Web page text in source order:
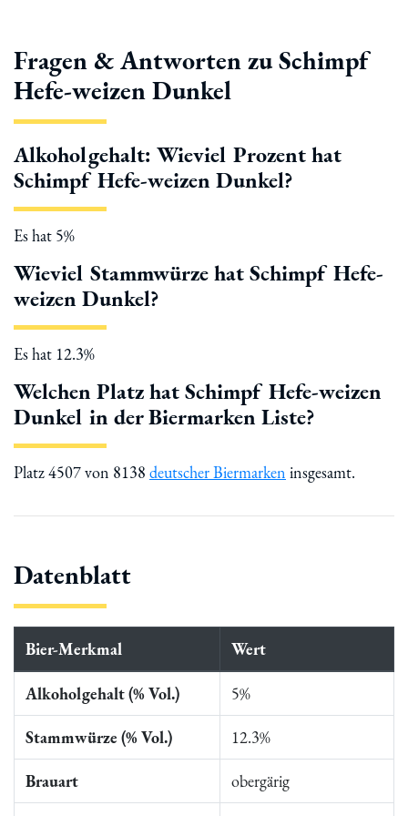
Fragen & Antworten zu Schimpf
Hefe-weizen Dunkel
Alkoholgehalt: Wieviel Prozent hat
Schimpf Hefe-weizen Dunkel?
Es hat 5%
Wieviel Stammwürze hat Schimpf Hefe-
weizen Dunkel?
Es hat 12.3%
Welchen Platz hat Schimpf Hefe-weizen
Dunkel in der Biermarken Liste?
Platz 4507 von 8138 deutscher Biermarken insgesamt.
Datenblatt
Bier-Merkmal Wert
Alkoholgehalt (% Vol.) 5%
Stammwürze (% Vol.) 12.3%
Brauart obergärig